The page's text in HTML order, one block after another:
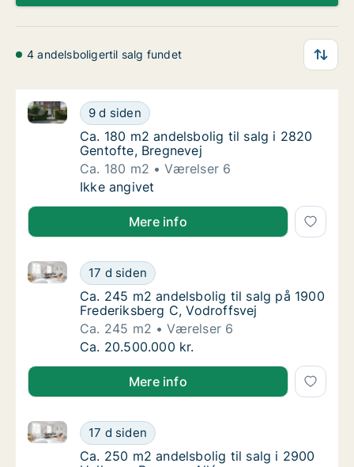
4 andelsboligertil salg fundet
Ca. 180 m2 andelsbolig til salg i 2820
9 d siden
Ca. 180 m2 andelsbolig til salg i 2820 Gentofte,
Ca. 180 m2 andelsbolig til salg i 2820
Ca. 180 m2 andelsbolig til salg i 2820
Gentofte, Bregnevej
Ca. 180 m2
Værelser 6
Ca. 180 m2 andelsbolig til salg i 2820
Ikke angivet
Mere info
Ca. 245 m2 andelsbolig til salg på 1900
17 d siden
Ca. 245 m2 andelsbolig til salg på 1900
Ca. 245 m2 andelsbolig til salg på 1900
Ca. 245 m2 andelsbolig til salg på 1900
Frederiksberg C, Vodroffsvej
Ca. 245 m2
Værelser 6
Ca. 245 m2 andelsbolig til salg på 1900
Ca. 20.500.000 kr.
Mere info
Ca. 250 m2 andelsbolig til salg i 2900
17 d siden
Ca. 250 m2 andelsbolig til salg i 2900 Hellerup,
Ca. 250 m2 andelsbolig til salg i 2900
Ca. 250 m2 andelsbolig til salg i 2900